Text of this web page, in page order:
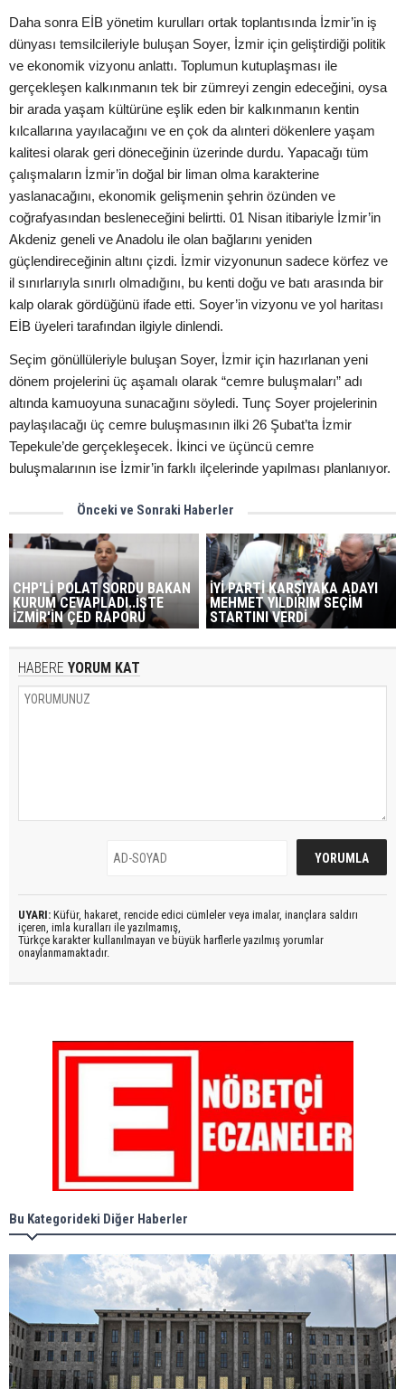
Daha sonra EİB yönetim kurulları ortak toplantısında İzmir’in iş
dünyası temsilcileriyle buluşan Soyer, İzmir için geliştirdiği politik
ve ekonomik vizyonu anlattı. Toplumun kutuplaşması ile
gerçekleşen kalkınmanın tek bir zümreyi zengin edeceğini, oysa
bir arada yaşam kültürüne eşlik eden bir kalkınmanın kentin
kılcallarına yayılacağını ve en çok da alınteri dökenlere yaşam
kalitesi olarak geri döneceğinin üzerinde durdu. Yapacağı tüm
çalışmaların İzmir’in doğal bir liman olma karakterine
yaslanacağını, ekonomik gelişmenin şehrin özünden ve
coğrafyasından besleneceğini belirtti. 01 Nisan itibariyle İzmir’in
Akdeniz geneli ve Anadolu ile olan bağlarını yeniden
güçlendireceğinin altını çizdi. İzmir vizyonunun sadece körfez ve
il sınırlarıyla sınırlı olmadığını, bu kenti doğu ve batı arasında bir
kalp olarak gördüğünü ifade etti. Soyer’in vizyonu ve yol haritası
EİB üyeleri tarafından ilgiyle dinlendi.
Seçim gönüllüleriyle buluşan Soyer, İzmir için hazırlanan yeni
dönem projelerini üç aşamalı olarak “cemre buluşmaları” adı
altında kamuoyuna sunacağını söyledi. Tunç Soyer projelerinin
paylaşılacağı üç cemre buluşmasının ilki 26 Şubat’ta İzmir
Tepekule’de gerçekleşecek. İkinci ve üçüncü cemre
buluşmalarının ise İzmir’in farklı ilçelerinde yapılması planlanıyor.
Önceki ve Sonraki Haberler
CHP'Lİ POLAT SORDU BAKAN
KURUM CEVAPLADI..İŞTE
İZMİR'İN ÇED RAPORU
İYİ PARTİ KARŞIYAKA ADAYI
MEHMET YILDIRIM SEÇİM
STARTINI VERDİ
HABERE YORUM KAT
UYARI: Küfür, hakaret, rencide edici cümleler veya imalar, inançlara saldırı
içeren, imla kuralları ile yazılmamış,
Türkçe karakter kullanılmayan ve büyük harflerle yazılmış yorumlar
onaylanmamaktadır.
Bu Kategorideki Diğer Haberler